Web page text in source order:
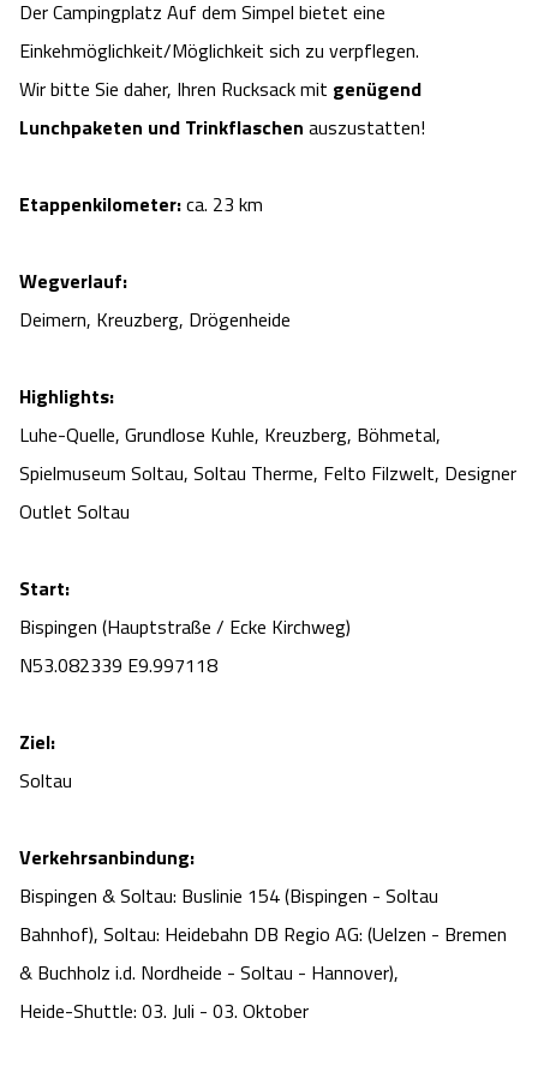
Der Campingplatz Auf dem Simpel bietet eine
Einkehmöglichkeit/Möglichkeit sich zu verpflegen.
Wir bitte Sie daher, Ihren Rucksack mit genügend
Lunchpaketen und Trinkflaschen auszustatten!
Etappenkilometer:ca. 23 km
Wegverlauf:
Deimern, Kreuzberg, Drögenheide
Highlights:
Luhe-Quelle, Grundlose Kuhle, Kreuzberg, Böhmetal,
Spielmuseum Soltau, Soltau Therme, Felto Filzwelt, Designer
Outlet Soltau
Start:
Bispingen (Hauptstraße / Ecke Kirchweg)
N53.082339 E9.997118
Ziel:
Soltau
Verkehrsanbindung:
Bispingen & Soltau: Buslinie 154 (Bispingen - Soltau
Bahnhof), Soltau: Heidebahn DB Regio AG: (Uelzen - Bremen
& Buchholz i.d. Nordheide - Soltau - Hannover),
Heide-Shuttle: 03. Juli - 03. Oktober